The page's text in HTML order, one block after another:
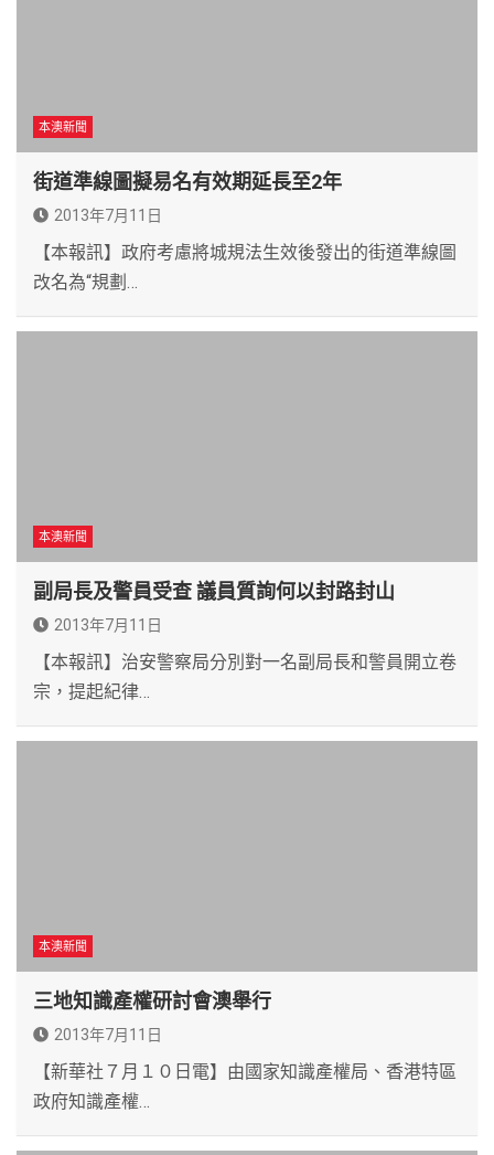
本澳新聞
街道準線圖擬易名有效期延長至2年
2013年7月11日
【本報訊】政府考慮將城規法生效後發出的街道準線圖
改名為“規劃…
本澳新聞
副局長及警員受查 議員質詢何以封路封山
2013年7月11日
【本報訊】治安警察局分別對一名副局長和警員開立卷
宗，提起紀律…
本澳新聞
三地知識產權研討會澳舉行
2013年7月11日
【新華社７月１０日電】由國家知識產權局、香港特區
政府知識產權…